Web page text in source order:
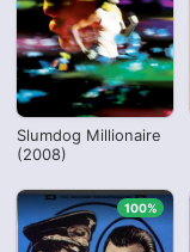
Slumdog Millionaire
(2008)
100%